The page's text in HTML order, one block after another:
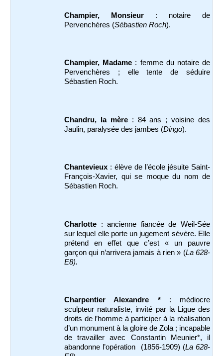
Champier, Monsieur : notaire de
Pervenchères (Sébastien Roch).
Champier, Madame : femme du notaire de
Pervenchères ; elle tente de séduire
Sébastien Roch.
Chandru, la mère : 84 ans ; voisine des
Jaulin, paralysée des jambes (Dingo).
Chantevieux : élève de l’école jésuite Saint-
François-Xavier, qui se moque du nom de
Sébastien Roch.
Charlotte : ancienne fiancée de Weil-Sée
sur lequel elle porte un jugement sévère. Elle
prétend en effet que c’est « un pauvre
garçon qui n’arrivera jamais à rien » (La 628-
E8).
Charpentier Alexandre * : médiocre
sculpteur naturaliste, invité par la Ligue des
droits de l’homme à participer à la réalisation
d’un monument à la gloire de Zola ; incapable
de travailler avec Constantin Meunier*, il
abandonne l’opération (1856-1909) (La 628-